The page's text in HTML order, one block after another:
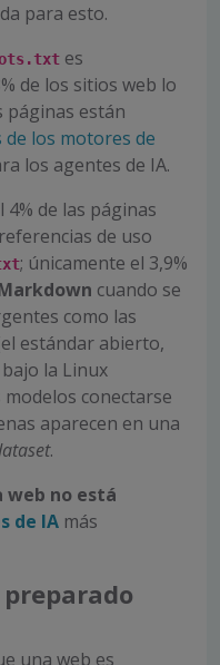
para esto.
es
de los sitios web lo
páginas están
los motores de
los agentes de IA.
de las páginas
de uso
; únicamente el 3,9%
cuando se
como las
estándar abierto,
la Linux
conectarse
aparecen en una
.
web no está
de IA más
una web es